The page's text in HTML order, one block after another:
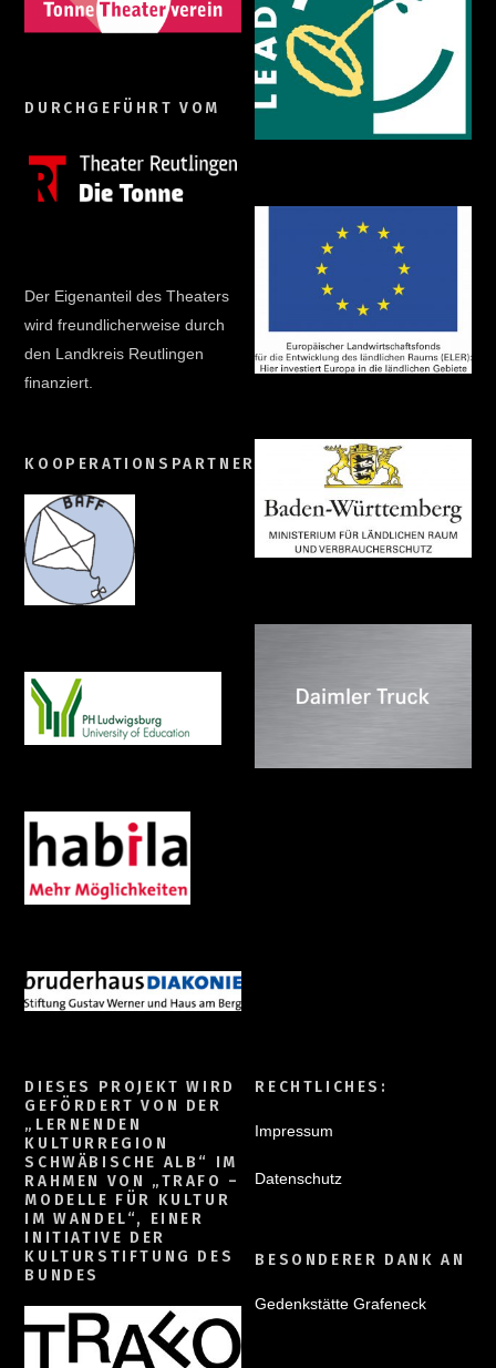
DURCHGEFÜHRT VOM
Der Eigenanteil des Theaters
wird freundlicherweise durch
den Landkreis Reutlingen
finanziert.
KOOPERATIONSPARTNER
DIESES PROJEKT WIRD
GEFÖRDERT VON DER
„LERNENDEN
KULTURREGION
SCHWÄBISCHE ALB“ IM
RAHMEN VON „TRAFO –
MODELLE FÜR KULTUR
IM WANDEL“, EINER
INITIATIVE DER
KULTURSTIFTUNG DES
BUNDES
RECHTLICHES:
Impressum
Datenschutz
BESONDERER DANK AN
Gedenkstätte Grafeneck